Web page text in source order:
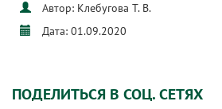
Автор: Клебугова Т. В.
Дата: 01.09.2020
ПОДЕЛИТЬСЯ В СОЦ. СЕТЯХ